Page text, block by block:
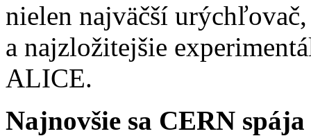
nielen najväčší
a najzložitejšie
ALICE.
Najnovšie sa CERN